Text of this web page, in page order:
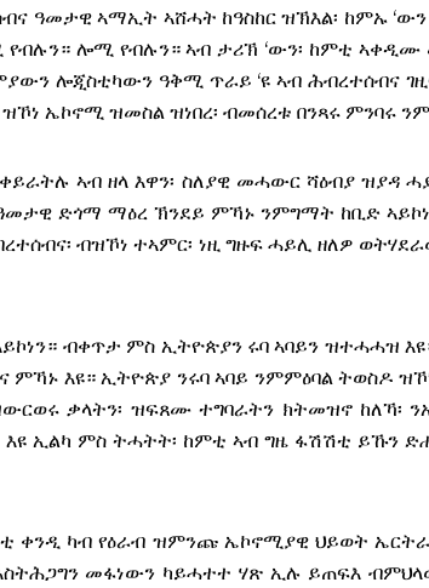
ዓመታዊ ኣማኢት ኣሸሓት ከዓስከር ዝኽእል፡ ከምኡ
ሎሚ የብሉን። ኣብ ታሪኽ ‘ውን፡ ከምቲ ኣቀዲሙ
ሎጂስቲካውን ዓቅሚ ጥራይ ‘ዩ ኣብ ሕብረተሰብና
ዝኾነ ኤኮኖሚ ዝመስል ዝነበረ፡ ብመሰረቱ በንጻሩ ምንባሩ
ኣብ ዘላ እዋን፡ ስለያዊ መሓውር ሻዕብያ ዝያዳ
ድጎማ ማዕረ ኽንደይ ምኻኑ ንምግማት ከቢድ
ብዝኾነ ተኣምር፡ ነዚ ግዙፍ ሓይሊ ዘለዎ
ብቀጥታ ምስ ኢትዮጵያን ሩባ ኣባይን ዝተሓሓዝ
ምኻኑ እዩ። ኢትዮጵያ ንሩባ ኣባይ ንምምዕባል ትወስዶ
ቃላትን፡ ዝፍጸሙ ተግባራትን ክትመዝኖ ከለኻ፡
ኢልካ ምስ ትሓትት፡ ከምቲ ኣብ ግዜ ፋሽሽቲ ይኹን
ቀንዲ ካብ የዕራብ ዝምንጩ ኤኮኖሚያዊ ህይወት ኤርትራ
እስትሕጋግን መፋነውን ካይሓተተ ሃጽ ኢሉ ይጠፍእ